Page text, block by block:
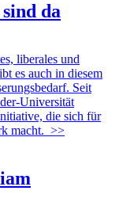
da
liberales und
es auch in diesem
Seit
Universität
die sich für
macht. >>